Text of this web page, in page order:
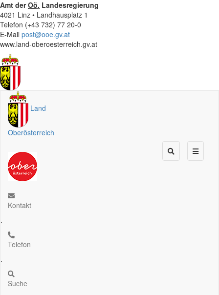
Amt derOö. Landesregierung
4021 Linz • Landhausplatz 1
Telefon (+43 732) 77 20-0
E-Mail post@ooe.gv.at
www.land-oberoesterreich.gv.at
Land
Oberösterreich
Kontakt
.
Telefon
.
Suche